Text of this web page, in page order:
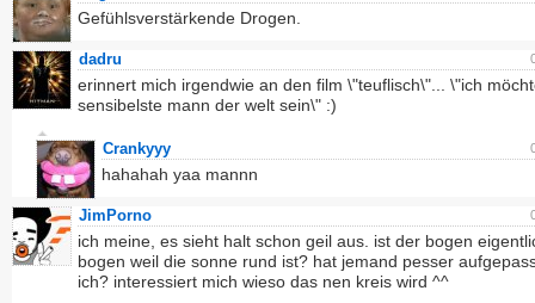
Gefühlsverstärkende Drogen.
dadru
erinnert mich irgendwie an den film \"teuflisch\"... \"ich
sensibelste mann der welt sein\" :)
Crankyyy
hahahah yaa mannn
JimPorno
ich meine, es sieht halt schon geil aus. ist der bogen
bogen weil die sonne rund ist? hat jemand pesser
ich? interessiert mich wieso das nen kreis wird ^^